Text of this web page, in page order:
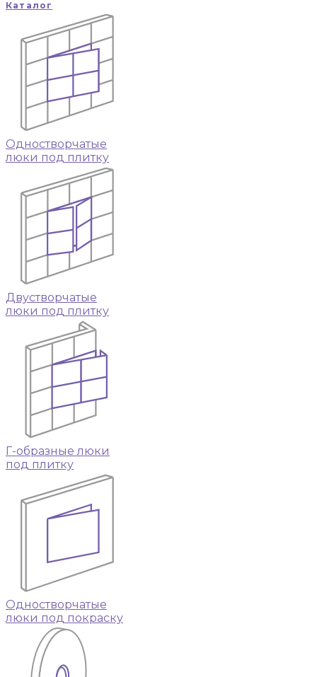
Каталог
Одностворчатые
люки под плитку
Двустворчатые
люки под плитку
Г-образные люки
под плитку
Одностворчатые
люки под покраску